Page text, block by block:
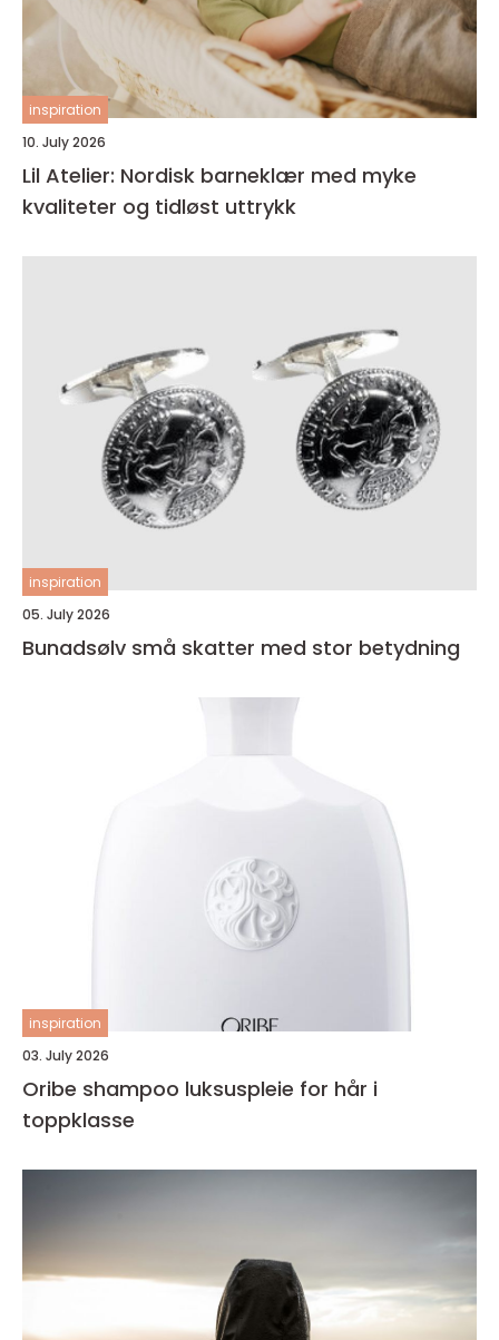
inspiration
10. July 2026
Lil Atelier: Nordisk barneklær med myke
kvaliteter og tidløst uttrykk
inspiration
05. July 2026
Bunadsølv små skatter med stor betydning
inspiration
03. July 2026
Oribe shampoo luksuspleie for hår i
toppklasse